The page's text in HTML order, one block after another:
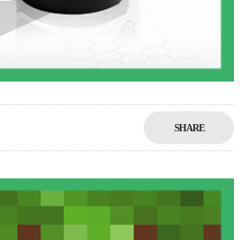
SHARE